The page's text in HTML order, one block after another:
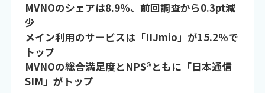
MVNOのシェアは8.9％、前回調査から0.3pt減
少
メイン利用のサービスは「IIJmio」が15.2％で
トップ
MVNOの総合満足度とNPS®ともに「日本通信
SIM」がトップ